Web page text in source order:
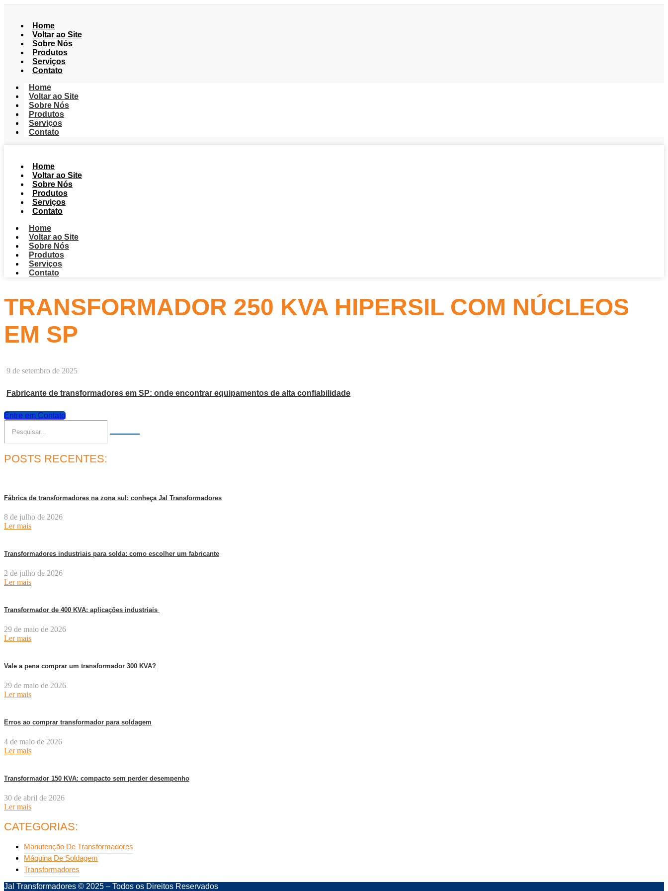
Home
Voltar ao Site
Sobre Nós
Produtos
Serviços
Contato
Home
Voltar ao Site
Sobre Nós
Produtos
Serviços
Contato
Home
Voltar ao Site
Sobre Nós
Produtos
Serviços
Contato
Home
Voltar ao Site
Sobre Nós
Produtos
Serviços
Contato
TRANSFORMADOR 250 KVA HIPERSIL COM NÚCLEOS
EM SP
9 de setembro de 2025
Fabricante de transformadores em SP: onde encontrar equipamentos de alta confiabilidade
Entre em Contato
POSTS RECENTES:
Fábrica de transformadores na zona sul: conheça Jal Transformadores
8 de julho de 2026
Ler mais
Transformadores industriais para solda: como escolher um fabricante
2 de julho de 2026
Ler mais
Transformador de 400 KVA: aplicações industriais
29 de maio de 2026
Ler mais
Vale a pena comprar um transformador 300 KVA?
29 de maio de 2026
Ler mais
Erros ao comprar transformador para soldagem
4 de maio de 2026
Ler mais
Transformador 150 KVA: compacto sem perder desempenho
30 de abril de 2026
Ler mais
CATEGORIAS:
Manutenção De Transformadores
Máquina De Soldagem
Transformadores
Jal Transformadores © 2025 – Todos os Direitos Reservados